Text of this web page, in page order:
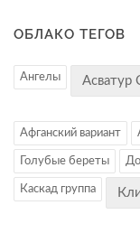
ОБЛАКО ТЕГОВ
Ангелы Асватур
Афганский вариант
Голубые береты
Каскад группа